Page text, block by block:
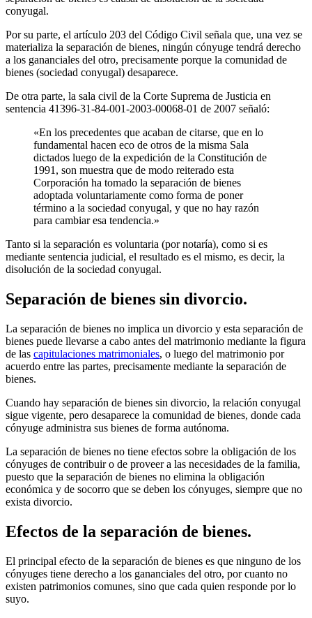
conyugal.
Por su parte, el artículo 203 del Código Civil señala que, una vez se
materializa la separación de bienes, ningún cónyuge tendrá derecho
a los gananciales del otro, precisamente porque la comunidad de
bienes (sociedad conyugal) desaparece.
De otra parte, la sala civil de la Corte Suprema de Justicia en
sentencia 41396-31-84-001-2003-00068-01 de 2007 señaló:
«En los precedentes que acaban de citarse, que en lo
fundamental hacen eco de otros de la misma Sala
dictados luego de la expedición de la Constitución de
1991, son muestra que de modo reiterado esta
Corporación ha tomado la separación de bienes
adoptada voluntariamente como forma de poner
término a la sociedad conyugal, y que no hay razón
para cambiar esa tendencia.»
Tanto si la separación es voluntaria (por notaría), como si es
mediante sentencia judicial, el resultado es el mismo, es decir, la
disolución de la sociedad conyugal.
Separación de bienes sin divorcio.
La separación de bienes no implica un divorcio y esta separación de
bienes puede llevarse a cabo antes del matrimonio mediante la figura
de las capitulaciones matrimoniales, o luego del matrimonio por
acuerdo entre las partes, precisamente mediante la separación de
bienes.
Cuando hay separación de bienes sin divorcio, la relación conyugal
sigue vigente, pero desaparece la comunidad de bienes, donde cada
cónyuge administra sus bienes de forma autónoma.
La separación de bienes no tiene efectos sobre la obligación de los
cónyuges de contribuir o de proveer a las necesidades de la familia,
puesto que la separación de bienes no elimina la obligación
económica y de socorro que se deben los cónyuges, siempre que no
exista divorcio.
Efectos de la separación de bienes.
El principal efecto de la separación de bienes es que ninguno de los
cónyuges tiene derecho a los gananciales del otro, por cuanto no
existen patrimonios comunes, sino que cada quien responde por lo
suyo.